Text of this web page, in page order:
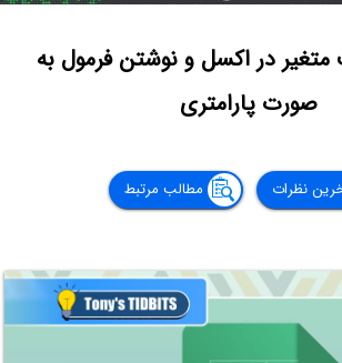
در اکسل و نوشتن فرمول به
صورت پارامتری
نظرات مطالب مرتبط